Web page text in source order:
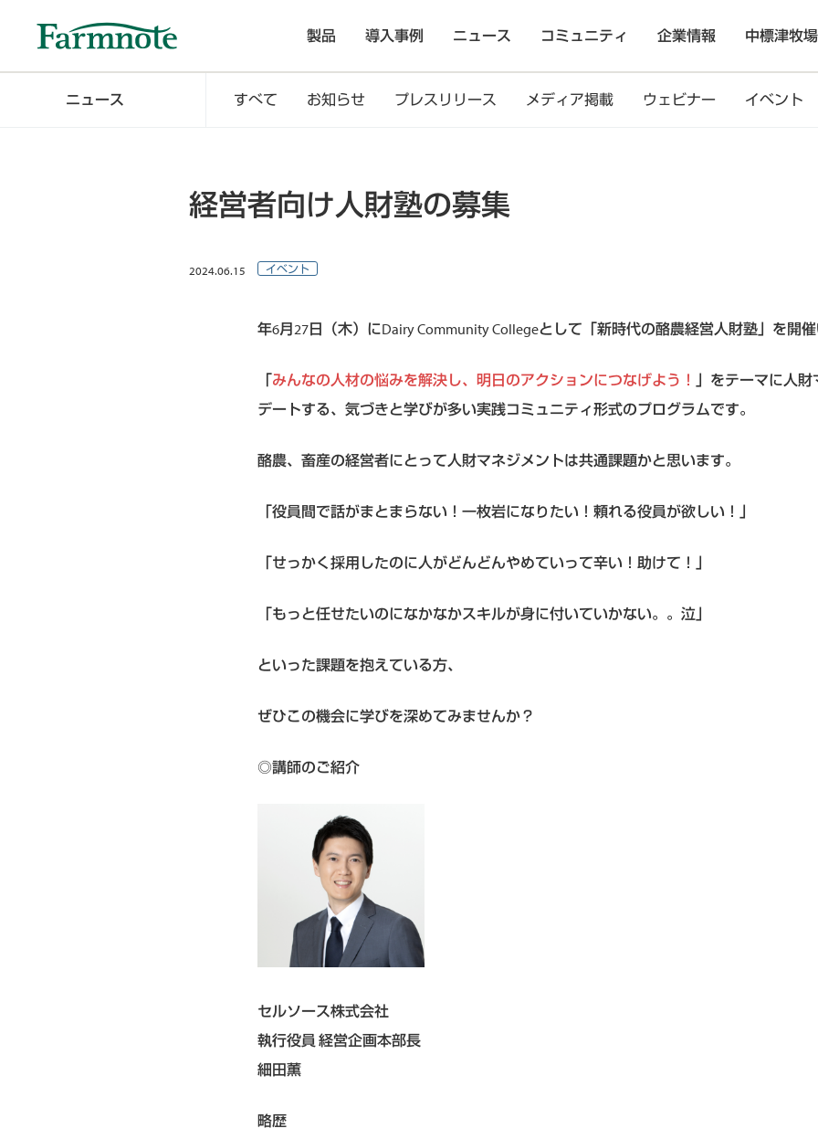
製品 導入事例 ニュース コミュニティ 企業情報 中標津牧場
ニュース すべて お知らせ プレスリリース メディア掲載 ウェビナー イベント
経営者向け人財塾の募集
2024.06.15 イベント
年6月27日（木）にDairy Community Collegeとして「新時代の酪農経営人財塾」を開催
「みんなの人材の悩みを解決し、明日のアクションにつなげよう！ 」をテーマに人
デートする、気づきと学びが多い実践コミュニティ形式のプログラムです。
酪農、畜産の経営者にとって人財マネジメントは共通課題かと思います。
「役員間で話がまとまらない！一枚岩になりたい！頼れる役員が欲しい！」
「せっかく採用したのに人がどんどんやめていって辛い！助けて！」
「もっと任せたいのになかなかスキルが身に付いていかない。。泣」
といった課題を抱えている方、
ぜひこの機会に学びを深めてみませんか？
◎講師のご紹介
セルソース株式会社
執行役員 経営企画本部長
細田薫
略歴